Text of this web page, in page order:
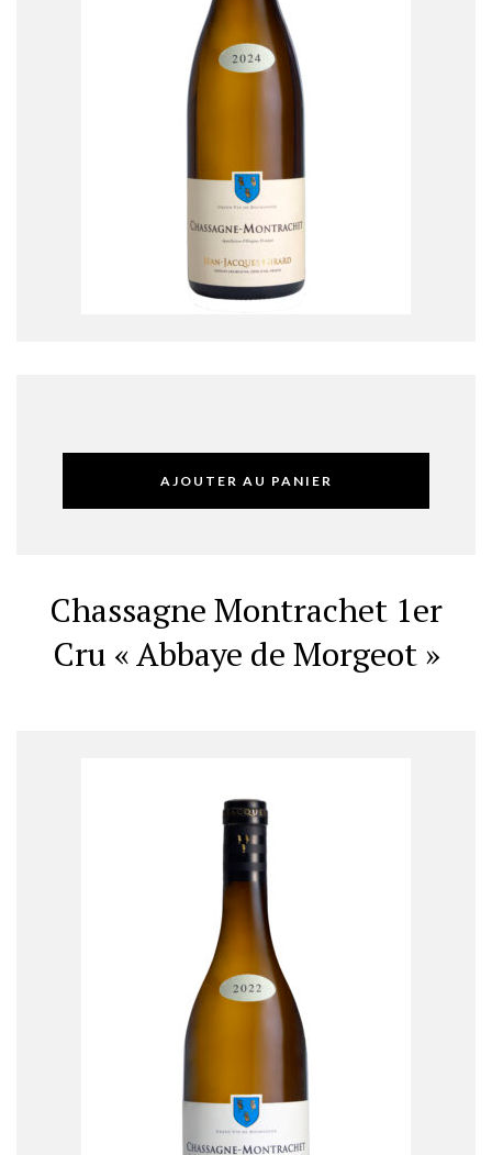
AJOUTER AU PANIER
Chassagne Montrachet 1er
Cru « Abbaye de Morgeot »